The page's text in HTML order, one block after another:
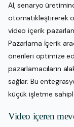
AI, senaryo
otomatikleştirerek
video içerik
Pazarlama İçerik
önerileri optimize
pazarlamacıların
sağlar. Bu
küçük işletme
Video içeren